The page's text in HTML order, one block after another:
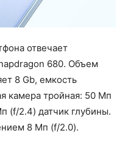
отвечает
680. Объем
8 Gb, емкость
камера тройная: 50 Мп
(f/2.4) датчик глубины.
8 Мп (f/2.0).